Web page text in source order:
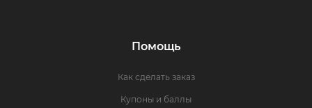
Помощь
Как сделать заказ
Купоны и баллы